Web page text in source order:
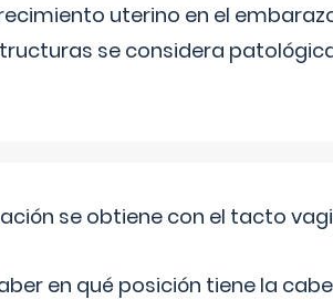
uterino en el
se considera
se obtiene con el tacto
en qué posición tiene la